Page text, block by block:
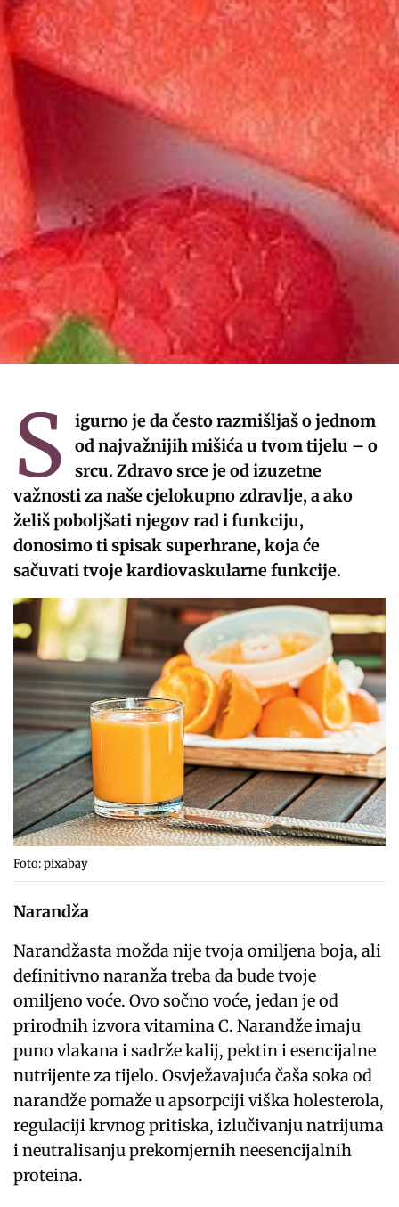
S
igurno je da često razmišljaš o jednom
od najvažnijih mišića u tvom tijelu – o
srcu. Zdravo srce je od izuzetne
važnosti za naše cjelokupno zdravlje, a ako
želiš poboljšati njegov rad i funkciju,
donosimo ti spisak superhrane, koja će
sačuvati tvoje kardiovaskularne funkcije.
Foto: pixabay
Narandža
Narandžasta možda nije tvoja omiljena boja, ali
definitivno naranža treba da bude tvoje
omiljeno voće. Ovo sočno voće, jedan je od
prirodnih izvora vitamina C. Narandže imaju
puno vlakana i sadrže kalij, pektin i esencijalne
nutrijente za tijelo. Osvježavajuća čaša soka od
narandže pomaže u apsorpciji viška holesterola,
regulaciji krvnog pritiska, izlučivanju natrijuma
i neutralisanju prekomjernih neesencijalnih
proteina.